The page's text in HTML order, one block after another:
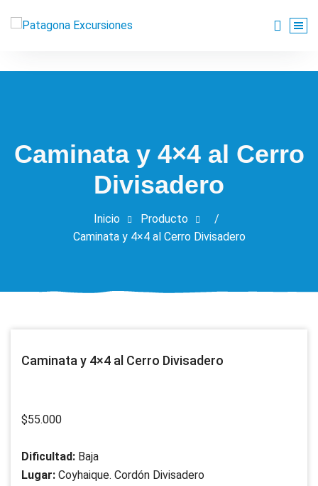
Caminata y 4×4 al Cerro
Divisadero
Inicio Producto
/
Caminata y 4×4 al Cerro Divisadero
Caminata y 4×4 al Cerro Divisadero
$55.000
Dificultad: Baja
Lugar: Coyhaique. Cordón Divisadero